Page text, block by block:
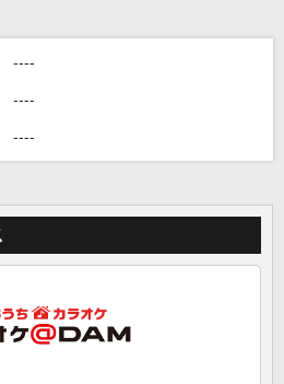
----
----
----